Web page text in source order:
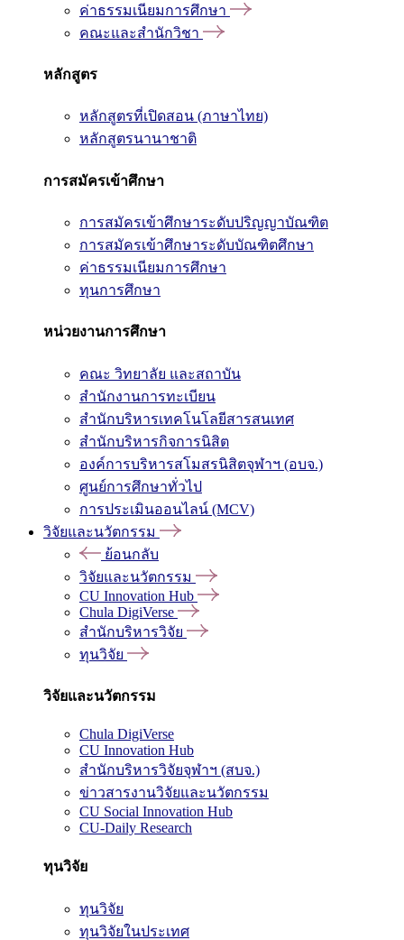
ค่าธรรมเนียมการศึกษา
คณะและสำนักวิชา
หลักสูตร
หลักสูตรที่เปิดสอน (ภาษาไทย)
หลักสูตรนานาชาติ
การสมัครเข้าศึกษา
การสมัครเข้าศึกษาระดับปริญญาบัณฑิต
การสมัครเข้าศึกษาระดับบัณฑิตศึกษา
ค่าธรรมเนียมการศึกษา
ทุนการศึกษา
หน่วยงานการศึกษา
คณะ วิทยาลัย และสถาบัน
สำนักงานการทะเบียน
สำนักบริหารเทคโนโลยีสารสนเทศ
สำนักบริหารกิจการนิสิต
องค์การบริหารสโมสรนิสิตจุฬาฯ (อบจ.)
ศูนย์การศึกษาทั่วไป
การประเมินออนไลน์ (MCV)
วิจัยและนวัตกรรม
ย้อนกลับ
วิจัยและนวัตกรรม
CU Innovation Hub
Chula DigiVerse
สำนักบริหารวิจัย
ทุนวิจัย
วิจัยและนวัตกรรม
Chula DigiVerse
CU Innovation Hub
สำนักบริหารวิจัยจุฬาฯ (สบจ.)
ข่าวสารงานวิจัยและนวัตกรรม
CU Social Innovation Hub
CU-Daily Research
ทุนวิจัย
ทุนวิจัย
ทุนวิจัยในประเทศ